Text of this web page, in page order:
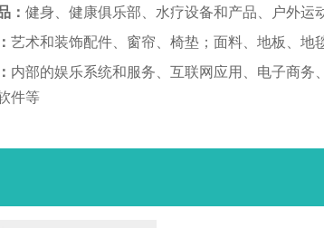
： 健身、健康俱乐部、水疗设备和产品、户外运
艺术和装饰配件、窗帘、椅垫；面料、地板、地
内部的娱乐系统和服务、互联网应用、电子商务
件等